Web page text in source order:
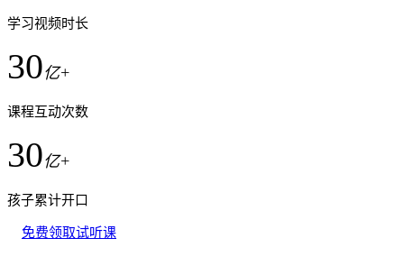
学习视频时长
30亿+
课程互动次数
30亿+
孩子累计开口
免费领取试听课